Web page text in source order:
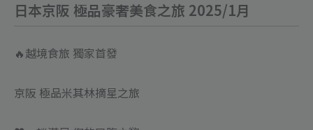
日本京阪 極品豪奢美食之旅 2025/1月
🔥越境食旅 獨家首發
京阪 極品米其林摘星之旅